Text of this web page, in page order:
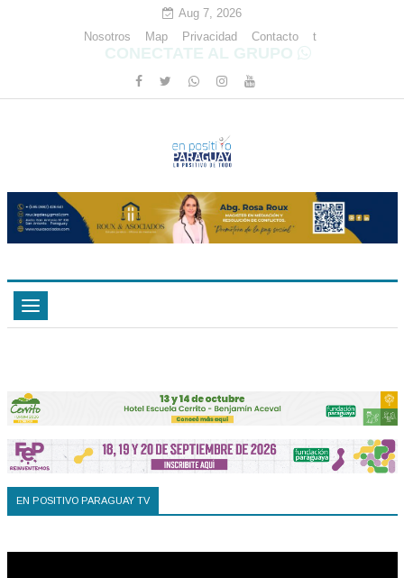
Aug 7, 2026
Nosotros
Map Privacidad Contacto t
CONECTATE AL GRUPO
Toggle
navigation
EN POSITIVO PARAGUAY TV